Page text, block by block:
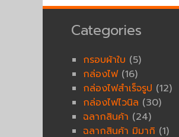
Categories
กรอบผ้าใบ (5)
กล่องไฟ(16)
กล่องไฟสำเร็จรูป (12)
กล่องไฟไวนิล (30)
ฉลากสินค้า (24)
ฉลากสินค้า มิมากิ (1)